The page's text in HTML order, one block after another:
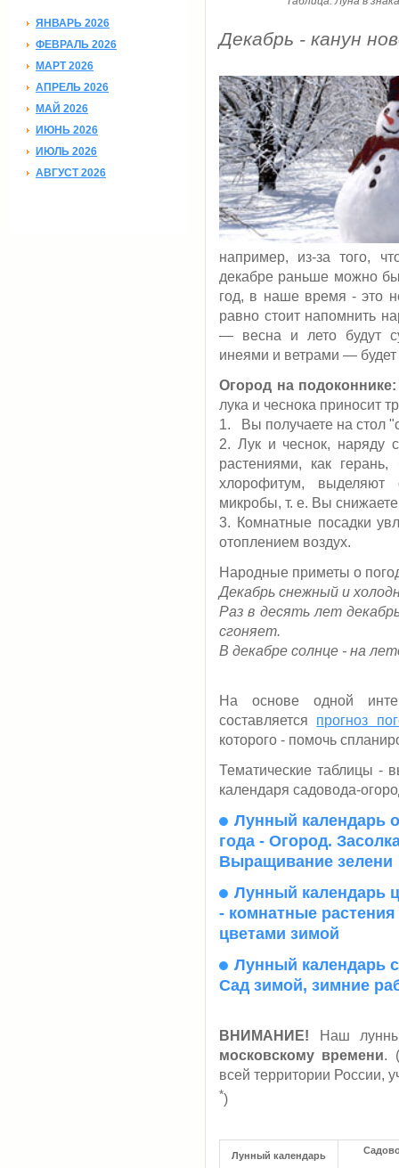
ЯНВАРЬ 2026
ФЕВРАЛЬ 2026
МАРТ 2026
АПРЕЛЬ 2026
МАЙ 2026
ИЮНЬ 2026
ИЮЛЬ 2026
АВГУСТ 2026
Декабрь - канун
например, из-за того,
декабре раньше можно
год, в наше время - это
равно стоит напомнить
— весна и лето будут
инеями и ветрами —
Огород на подоконнике:
лука и чеснока приносит
1. Вы получаете на стол
2. Лук и чеснок, наряду
растениями, как
хлорофитум,
микробы, т. е. Вы
3. Комнатные посадки
отоплением воздух.
Народные приметы о
Декабрь снежный и
Раз в десять лет
сгоняет.
В декабре солнце - на
На основе одной
составляется прогноз
которого - помочь
Тематические таблицы -
календаря садовода-
Лунный календарь
года - Огород.
Выращивание зелени
Лунный календарь
- комнатные
цветами зимой
Лунный календарь
Сад зимой, зимние
ВНИМАНИЕ! Наш
московскому времени.
всей территории России,
*)
Лунный календарь